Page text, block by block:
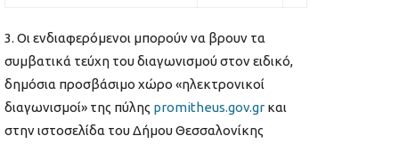
Οι ενδιαφερόμενοι μπορούν να βρουν τα
συμβατικά τεύχη του διαγωνισμού στον ειδικό,
δημόσια προσβάσιμο χώρο «ηλεκτρονικοί
διαγωνισμοί» της πύλης promitheus.gov.gr και
στην ιστοσελίδα του Δήμου Θεσσαλονίκης